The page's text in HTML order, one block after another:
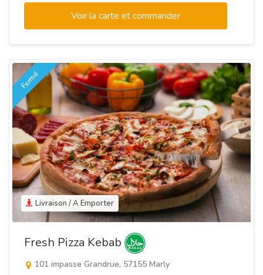
Voir la carte et commander
Livraison / A Emporter
Fermé
Fresh Pizza Kebab
101 impasse Grandrue, 57155 Marly